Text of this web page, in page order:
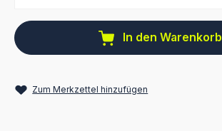
In den Warenkorb
Zum Merkzettel hinzufügen